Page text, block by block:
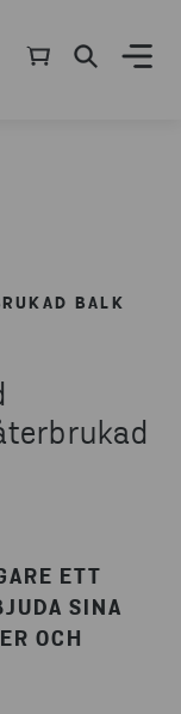
BALK
ETT
SINA
OCH